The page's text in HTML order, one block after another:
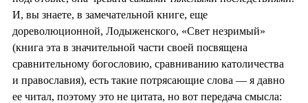
И, вы знаете, в замечательной книге, еще
дореволюционной, Лодыженского, «Свет незримый»
(книга эта в значительной части своей посвящена
сравнительному богословию, сравниванию католичества
и православия), есть такие потрясающие слова — я давно
ее читал, поэтому это не цитата, но вот передача смысла: